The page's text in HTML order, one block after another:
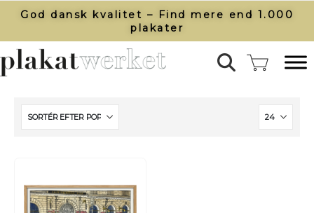
God dansk kvalitet – Find mere end 1.000
plakater​